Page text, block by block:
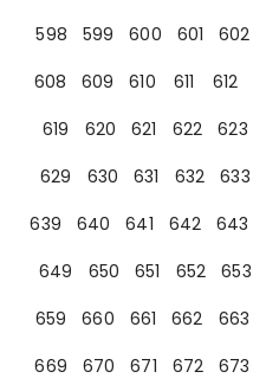
598
599 600 601 602
608
609 610 611 612
619
620 621 622 623
629
630 631 632 633
639
640 641 642 643
649
650 651 652 653
659
660 661 662 663
669
670 671 672 673